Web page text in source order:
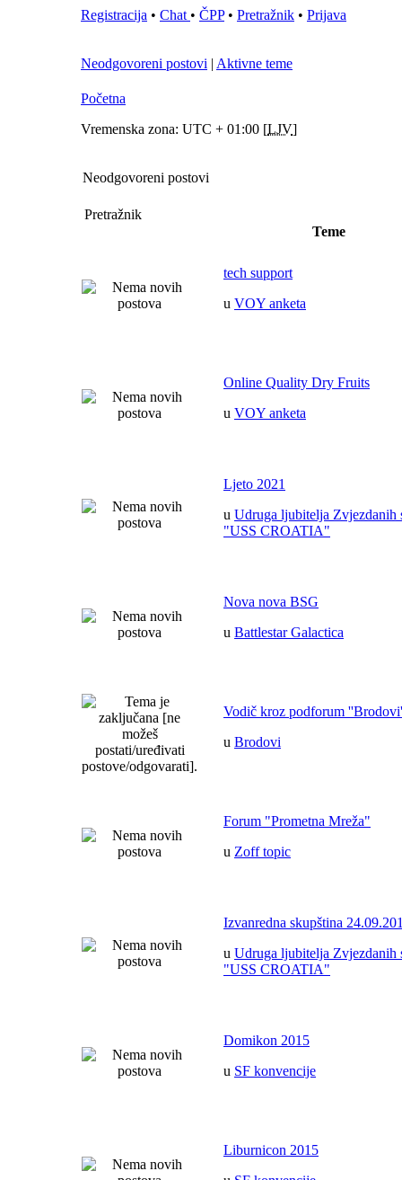
Registracija • Chat • ČPP• Pretražnik • Prijava
Neodgovoreni postovi | Aktivne teme
Početna
Vremenska zona: UTC + 01:00 [LJV]
Neodgovoreni postovi
Pretražnik
Teme
tech support
u VOY anketa
Online Quality Dry Fruits
u VOY anketa
Ljeto 2021
u Udruga ljubitelja Zvjezdanih
"USS CROATIA"
Nova nova BSG
u Battlestar Galactica
Vodič kroz podforum
u Brodovi
Forum "Prometna Mreža"
u Zoff topic
Izvanredna skupština
u Udruga ljubitelja Zvjezdanih
"USS CROATIA"
Domikon 2015
u SF konvencije
Liburnicon 2015